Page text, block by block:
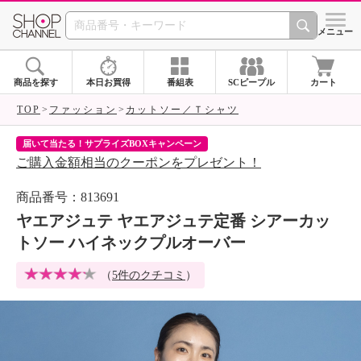
SHOP CHANNEL シメニュー
商品を探す 本日お買得 番組表 SCピープル カート
TOP ファッション カットソー／Ｔシャツ
届いて当たる！サプライズBOXキャンペーン
ご購入金額相当のクーポンをプレゼント！
商品番号：813691
ヤエアジュテ ヤエアジュテ定番 シアーカッ
トソー ハイネックプルオーバー
（5件のクチコミ ）